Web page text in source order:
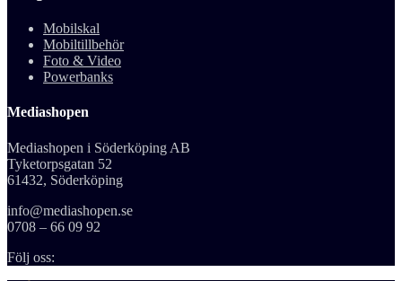
Mobilskal
Mobiltillbehör
Foto & Video
Powerbanks
Mediashopen
Mediashopen i Söderköping AB
Tyketorpsgatan 52
61432, Söderköping
info@mediashopen.se
0708 – 66 09 92
Följ oss: